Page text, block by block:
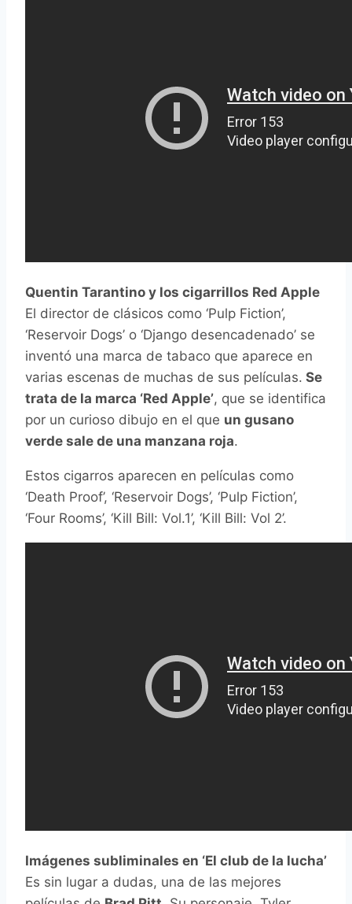
Quentin Tarantino y los cigarrillos Red Apple
El director de clásicos como ‘Pulp Fiction’,
‘Reservoir Dogs’ o ‘Django desencadenado’ se
inventó una marca de tabaco que aparece en
varias escenas de muchas de sus películas. Se
trata de la marca ‘Red Apple’, que se identifica
por un curioso dibujo en el que un gusano
verde sale de una manzana roja.
Estos cigarros aparecen en películas como
‘Death Proof’, ‘Reservoir Dogs’, ‘Pulp Fiction’,
‘Four Rooms’, ‘Kill Bill: Vol.1’, ‘Kill Bill: Vol 2’.
Imágenes subliminales en ‘El club de la lucha’
Es sin lugar a dudas, una de las mejores